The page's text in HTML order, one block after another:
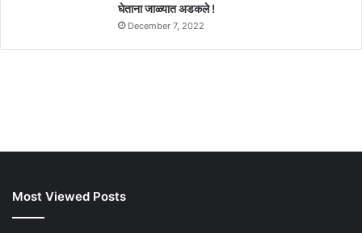
घेताना जाळ्यात अडकले !
December 7, 2022
Most Viewed Posts